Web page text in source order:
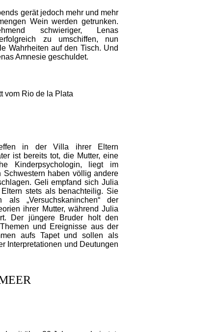
gerät jedoch mehr und mehr
Wein werden getrunken.
schwieriger, Lenas
zu umschiffen, nun
Wahrheiten auf den Tisch. Und
Amnesie geschuldet.
vom Rio de la Plata
in der Villa ihrer Eltern
ist bereits tot, die Mutter, eine
Kinderpsychologin, liegt im
Schwestern haben völlig andere
Geli empfand sich Julia
stets als benachteilig. Sie
„Versuchskaninchen“ der
ihrer Mutter, während Julia
Der jüngere Bruder holt den
und Ereignisse aus der
aufs Tapet und sollen als
Interpretationen und Deutungen